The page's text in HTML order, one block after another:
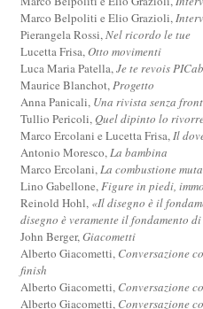
Marco Belpoliti e Elio Grazioli,
Pierangela Rossi,Nel ricordo le tue
Lucetta Frisa,Otto movimenti
Luca Maria Patella,Je te revois
Maurice Blanchot,Progetto
Anna Panicali, Una rivista senza
Tullio Pericoli,Quel dipinto lo
Marco Ercolani e Lucetta Frisa,Il
Antonio Moresco,La bambina
Marco Ercolani,La combustione muta
Lino Gabellone,Figure in piedi,
Reinold Hohl, «Il disegno è il
disegno è veramente il fondamento
John Berger,Giacometti
Alberto Giacometti, Conversazione
finish
Alberto Giacometti, Conversazione
Alberto Giacometti, Conversazione